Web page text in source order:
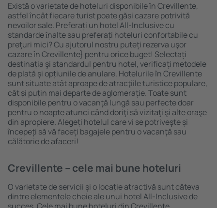
Există o varietate de hoteluri disponibile în Crevillente,
astfel încât fiecare turist poate găsi cazare potrivită
nevoilor sale. Preferați un hotel All-Inclusive cu
standarde ȋnalte sau preferați hoteluri confortabile cu
preţuri mici? Cu ajutorul nostru puteți rezerva uşor
cazare în Crevillente} pentru orice buget! Selectați
destinația şi standardul pentru hotel, verificați metodele
de plată și opțiunile de anulare. Hotelurile în Crevillente
sunt situate atât aproape de atracţiile turistice populare,
cât și puțin mai departe de aglomerație. Toate sunt
disponibile pentru o vacanță lungă sau perfecte doar
pentru o noapte atunci când doriţi să vizitaţi şi alte oraşe
din apropiere. Alegeți hotelul care vi se potriveşte și
începeți să vă faceți bagajele pentru o vacanţă sau
călătorie de afaceri!
Crevillente – cele mai bune hoteluri
O varietate de servicii și o locație atractivă sunt câteva
dintre elementele cheie ale unui hotel All-Inclusive de